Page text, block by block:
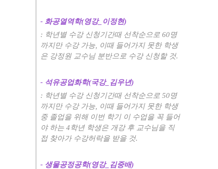
- 화공열역학(영강_ 이정현)
: 학년별 수강 신청기간때 선착순으로 60명
까지만 수강 가능
이때 들어가지 못한 학생
은 강정원 교수님 분반으로 수강 신청할 것.
- 석유공업화학(국강_ 김우년)
: 학년별 수강 신청기간때 선착순으로 50명
까지만 수강 가능
이때 들어가지 못한 학생
중 졸업을 위해 이번 학기 이 수업을 꼭 들어
야 하는 4 학년 학생은 개강 후 교수님을 직
접 찾아가 수강허락을 받을 것.
- 생물공정공학(영강_ 김중배)